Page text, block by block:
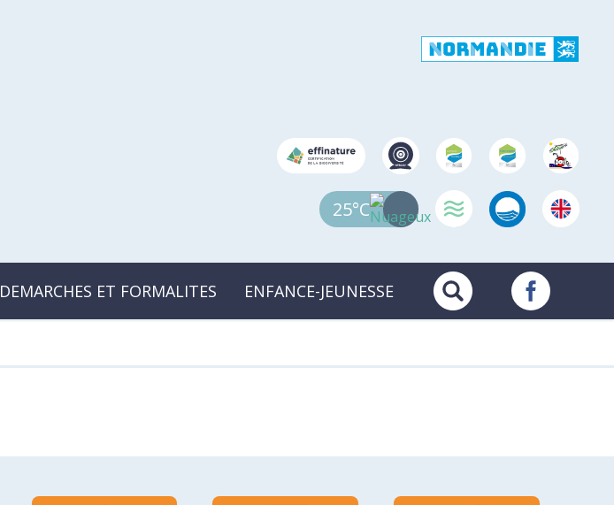
25°C
DEMARCHES ET FORMALITES ENFANCE-JEUNESSE